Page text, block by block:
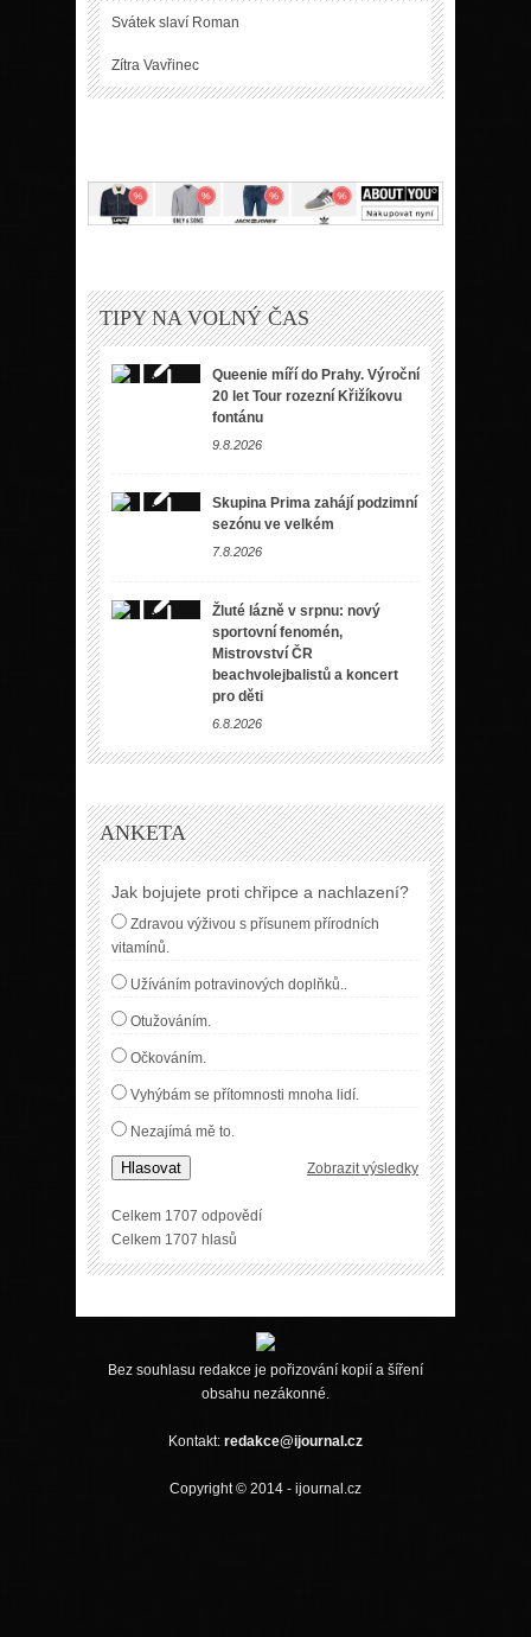
Svátek slaví Roman
Zítra Vavřinec
TIPY NA VOLNÝ ČAS
Queenie míří do Prahy. Výroční
20 let Tour rozezní Křižíkovu
fontánu
9.8.2026
Skupina Prima zahájí podzimní
sezónu ve velkém
7.8.2026
Žluté lázně v srpnu: nový
sportovní fenomén,
Mistrovství ČR
beachvolejbalistů a koncert
pro děti
6.8.2026
ANKETA
Jak bojujete proti chřipce a nachlazení?
Zdravou výživou s přísunem přírodních
vitamínů.
Užíváním potravinových doplňků..
Otužováním.
Očkováním.
Vyhýbám se přítomnosti mnoha lidí.
Nezajímá mě to.
Hlasovat Zobrazit výsledky
Celkem 1707 odpovědí
Celkem 1707 hlasů
Bez souhlasu redakce je pořizování kopií a šíření
obsahu nezákonné.
Kontakt: redakce@ijournal.cz
Copyright © 2014 - ijournal.cz